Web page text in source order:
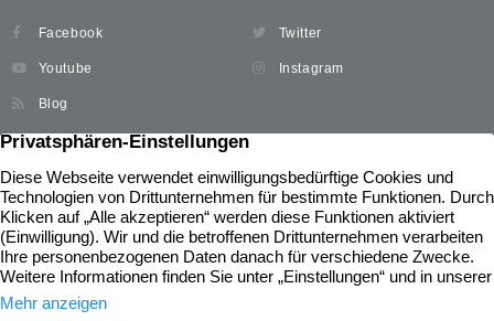
Facebook Twitter
Youtube Instagram
Blog
Immobilien Widerrufsbelehrung
Unser Service News
Immobilie verkaufen Kontakt
Immobilie kaufen